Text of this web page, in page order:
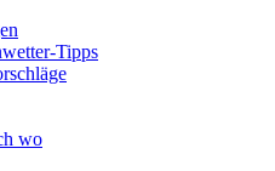
Tipps
wo